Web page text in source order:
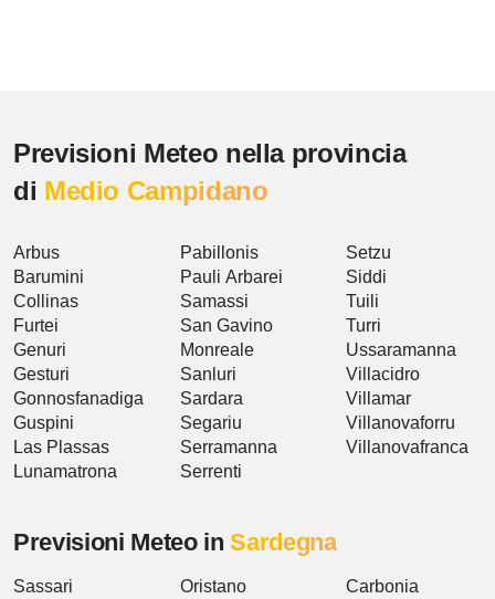
Previsioni Meteo nella provincia
di Medio Campidano
Arbus
Barumini
Collinas
Furtei
Genuri
Gesturi
Gonnosfanadiga
Guspini
Las Plassas
Lunamatrona
Pabillonis
Pauli Arbarei
Samassi
San Gavino
Monreale
Sanluri
Sardara
Segariu
Serramanna
Serrenti
Setzu
Siddi
Tuili
Turri
Ussaramanna
Villacidro
Villamar
Villanovaforru
Villanovafranca
Previsioni Meteo inSardegna
Sassari
Oristano
Carbonia